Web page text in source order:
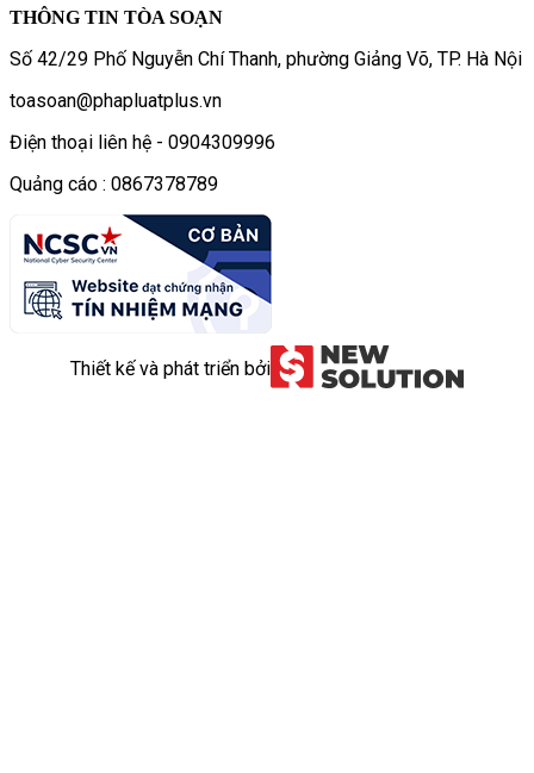
THÔNG TIN TÒA SOẠN
Số 42/29 Phố Nguyễn Chí Thanh, phường Giảng Võ, TP. Hà Nội
toasoan@phapluatplus.vn
Điện thoại liên hệ - 0904309996
Quảng cáo : 0867378789
Thiết kế và phát triển bởi